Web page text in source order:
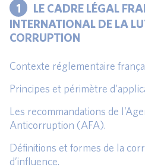
1
LE CADRE LÉGAL
INTERNATIONAL DE LA
CORRUPTION
Contexte réglementaire
Principes et périmètre
Les recommandations de
Anticorruption (AFA).
Définitions et formes de la
d’influence.